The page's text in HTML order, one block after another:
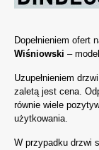
Dopełnieniem ofert
Wiśniowski – model
Uzupełnieniem
zaletą jest cena.
równie wiele
użytkowania.
W przypadku drzwi